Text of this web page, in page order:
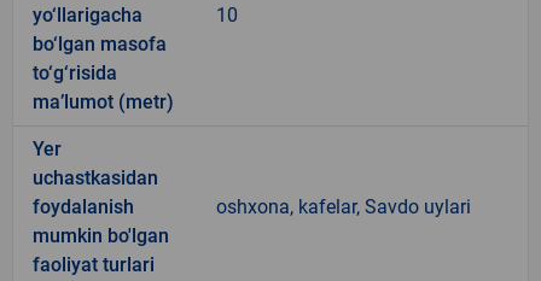
yo‘llarigacha
bo‘lgan masofa
to‘g‘risida
ma’lumot (metr)
10
Yer
uchastkasidan
foydalanish
mumkin bo'lgan
faoliyat turlari
oshxona, kafelar, Savdo uylari